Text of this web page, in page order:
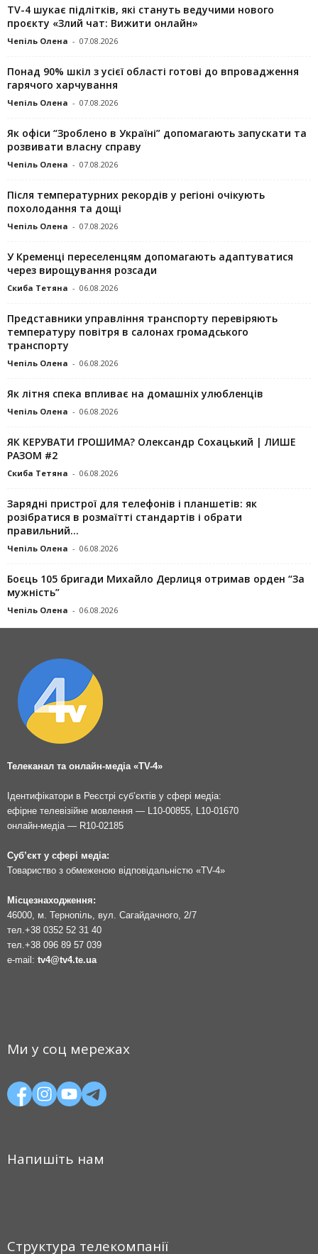
TV-4 шукає підлітків, які стануть ведучими нового
проєкту «Злий чат: Вижити онлайн»
Чепіль Олена - 07.08.2026
Понад 90% шкіл з усієї області готові до впровадження
гарячого харчування
Чепіль Олена - 07.08.2026
Як офіси “Зроблено в Україні” допомагають запускaти та
розвивати власну справу
Чепіль Олена - 07.08.2026
Після температурних рекордів у регіоні очікують
похолодання та дощі
Чепіль Олена - 07.08.2026
У Кременці переселенцям допомагають адаптуватися
через вирощування розсади
Скиба Тетяна - 06.08.2026
Представники управління транспорту перевіряють
температуру повітря в салонах громадського
транспорту
Чепіль Олена - 06.08.2026
Як літня спека впливає на домашніх улюбленців
Чепіль Олена - 06.08.2026
ЯК КЕРУВАТИ ГРОШИМА? Олександр Сохацький | ЛИШЕ
РАЗОМ #2
Скиба Тетяна - 06.08.2026
Зарядні пристрої для телефонів і планшетів: як
розібратися в розмаїтті стандартів і обрати
правильний...
Чепіль Олена - 06.08.2026
Боєць 105 бригади Михайло Дерлиця отримав орден “За
мужність”
Чепіль Олена - 06.08.2026
Телеканал та онлайн-медіа «TV-4»
Ідентифікатори в Реєстрі суб’єктів у сфері медіа:
ефірне телевізійне мовлення — L10-00855, L10-01670
онлайн-медіа — R10-02185
Суб’єкт у сфері медіа:
Товариство з обмеженою відповідальністю «TV-4»
Місцезнаходження:
46000, м. Тернопіль, вул. Сагайдачного, 2/7
тел. +38 0352 52 31 40
тел. +38 096 89 57 039
e-mail: tv4@tv4.te.ua
Ми у соц мережах
Напишіть нам
Структура телекомпанії